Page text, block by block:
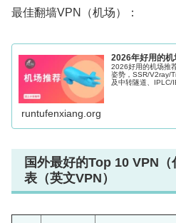
最佳翻墙VPN（机场）：
2026年好用的机
2026好用的机场推
姿势，SSR/V2ray/
及中转隧道、IPLC/
runtufenxiang.org
国外最好的Top 10 VPN
表（英文VPN）